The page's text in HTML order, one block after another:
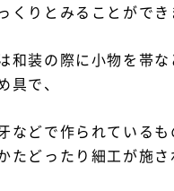
くりとみることができ
和装の際に小物を帯
具で、
などで作られているも
たどったり細工が施さ